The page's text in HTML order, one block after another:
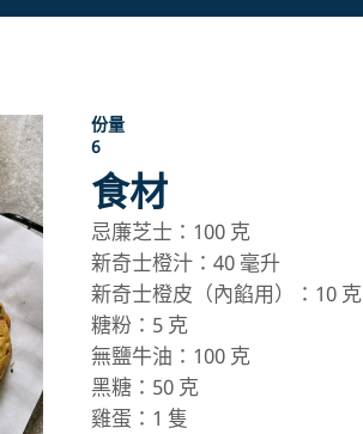
份量
6
食材
忌廉芝士：100 克
新奇士橙汁：40 毫升
新奇士橙皮（內餡用）：10 克
糖粉：5 克
無鹽牛油：100 克
黑糖：50 克
雞蛋：1 隻